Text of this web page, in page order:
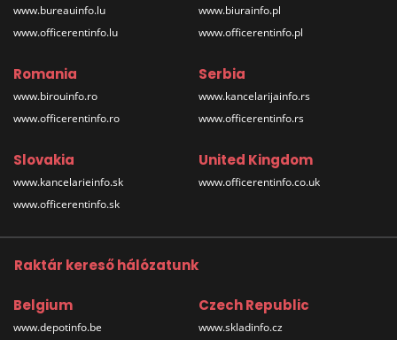
www.bureauinfo.lu
www.officerentinfo.lu
www.biurainfo.pl
www.officerentinfo.pl
Romania
www.birouinfo.ro
www.officerentinfo.ro
Serbia
www.kancelarijainfo.rs
www.officerentinfo.rs
Slovakia
www.kancelarieinfo.sk
www.officerentinfo.sk
United Kingdom
www.officerentinfo.co.uk
Raktár kereső hálózatunk
Belgium
www.depotinfo.be
Czech Republic
www.skladinfo.cz